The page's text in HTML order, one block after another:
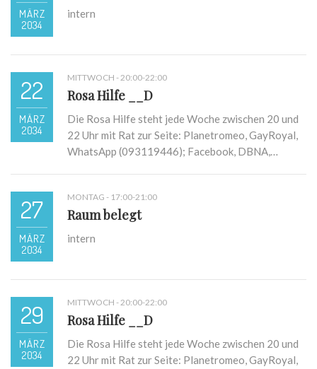
MÄRZ
2034
intern
22
MÄRZ
2034
MITTWOCH - 20:00-22:00
Rosa Hilfe __D
Die Rosa Hilfe steht jede Woche zwischen 20 und
22 Uhr mit Rat zur Seite: Planetromeo, GayRoyal,
WhatsApp (093119446); Facebook, DBNA,…
27
MÄRZ
2034
MONTAG - 17:00-21:00
Raum belegt
intern
29
MÄRZ
2034
MITTWOCH - 20:00-22:00
Rosa Hilfe __D
Die Rosa Hilfe steht jede Woche zwischen 20 und
22 Uhr mit Rat zur Seite: Planetromeo, GayRoyal,